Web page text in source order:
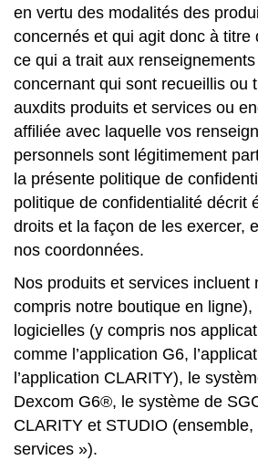
en vertu des modalités des
concernés et qui agit donc à titre
ce qui a trait aux
concernant qui sont recueillis ou
auxdits produits et services ou
affiliée avec laquelle vos
personnels sont légitimement
la présente politique de
politique de confidentialité décrit
droits et la façon de les exercer,
nos coordonnées.
Nos produits et services incluent
compris notre boutique en
logicielles (y compris nos
comme l’application G6,
l’application CLARITY), le
Dexcom G6®, le système de
CLARITY et STUDIO
services »).